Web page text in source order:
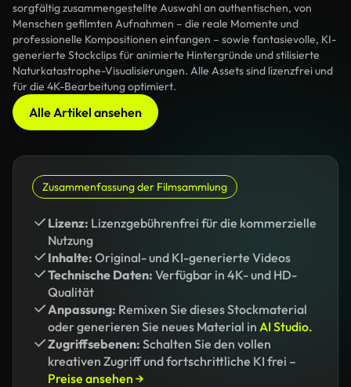
sorgfältig zusammengestellte Auswahl an authentischen, von
Menschen gefilmten Aufnahmen – die reale Momente und
professionelle Kompositionen einfangen – sowie fantasievolle, KI-
generierte Stockclips für animierte Hintergründe und stilisierte
Naturkatastrophe-Visualisierungen. Alle Assets sind lizenzfrei und
für die 4K-Bearbeitung optimiert.
Alle Artikel ansehen
Zusammenfassung der Filmsammlung
Lizenz: Lizenzgebührenfrei für die kommerzielle
Nutzung
Inhalte: Original- und KI-generierte Videos
Technische Daten: Verfügbar in 4K- und HD-
Qualität
Anpassung: Remixen Sie dieses Stockmaterial
oder generieren Sie neues Material in AI Studio.
Zugriffsebenen: Schalten Sie den vollen
kreativen Zugriff und fortschrittliche KI frei –
Preise ansehen →